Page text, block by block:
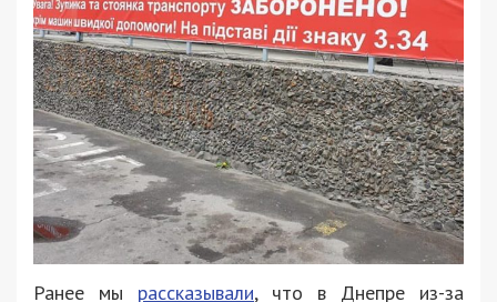
Ранее мы рассказывали, что в Днепре из-за